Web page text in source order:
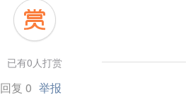
已有0人打赏
回复 0 举报